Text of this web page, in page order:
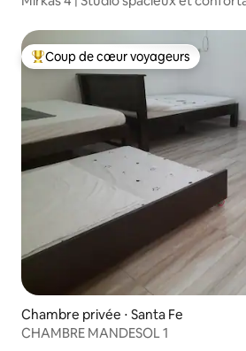
Coups de cœur voyageurs les plus
Coup de cœur voyageurs
Chambre privée ⋅ Santa Fe
CHAMBRE MANDESOL 1